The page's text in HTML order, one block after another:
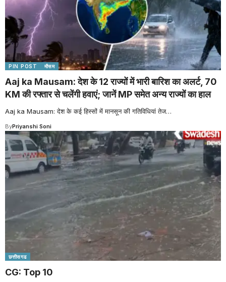
PIN POST मौसम
Aaj ka Mausam: देश के 12 राज्यों में भारी बारिश का अलर्ट, 70
KM की रफ्तार से चलेंगी हवाएं; जानें MP समेत अन्य राज्यों का हाल
Aaj ka Mausam: देश के कई हिस्सों में मानसून की गतिविधियां तेज…
ByPriyanshi Soni
छत्तीसगढ
CG: Top 10